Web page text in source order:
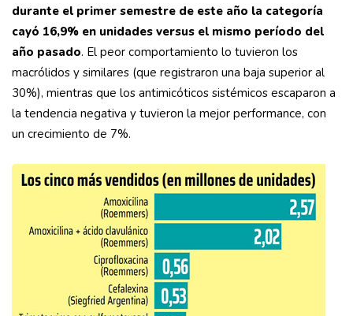
durante el primer semestre de este año la categoría
cayó 16,9% en unidades versus el mismo período del
año pasado. El peor comportamiento lo tuvieron los
macrólidos y similares (que registraron una baja superior al
30%), mientras que los antimicóticos sistémicos escaparon a
la tendencia negativa y tuvieron la mejor performance, con
un crecimiento de 7%.